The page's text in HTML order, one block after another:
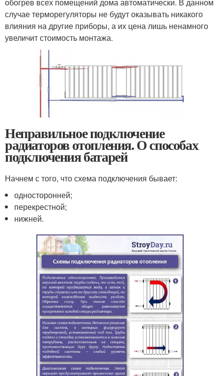
случае терморегуляторы не будут оказывать никакого
влияния на другие приборы, а их цена лишь ненамного
увеличит стоимость монтажа.
Неправильное подключение
радиаторов отопления. О способах
подключения батарей
Начнем с того, что схема подключения бывает:
односторонней;
перекрестной;
нижней.